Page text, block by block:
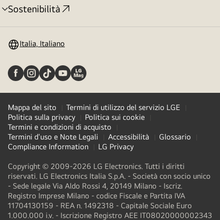
Sostenibilità
Attivazione
Italia, Italiano
Mappa del sito
Termini di utilizzo del servizio LGE
Politica sulla privacy
Politica sui cookie
Termini e condizioni di acquisto
Termini d'uso e Note Legali
Accessibilità
Glossario
Compliance Information
LG Privacy
Copyright © 2009-2026 LG Electronics. Tutti i diritti
riservati. LG Electronics Italia S.p.A. - Società con socio unico
- Sede legale Via Aldo Rossi 4, 20149 Milano - Iscriz.
Registro Imprese Milano - codice Fiscale e Partita IVA
11704130159 - REA n. 1492318 - Capitale Sociale Euro
1.000.000 i.v. - Iscrizione Registro AEE IT08020000002343​